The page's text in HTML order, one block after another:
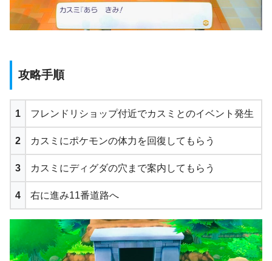
攻略手順
1 フレンドリショップ付近でカスミとのイベント発生
2 カスミにポケモンの体力を回復してもらう
3 カスミにディグダの穴まで案内してもらう
4 右に進み11番道路へ